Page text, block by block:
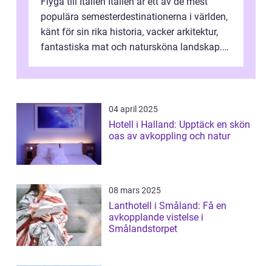
populära semesterdestinationerna i världen,
känt för sin rika historia, vacker arkitektur,
fantastiska mat och natursköna landskap.
04 april 2025
Hotell i Halland: Upptäck en skön
oas av avkoppling och natur
08 mars 2025
Lanthotell i Småland: Få en
avkopplande vistelse i
Smålandstorpet